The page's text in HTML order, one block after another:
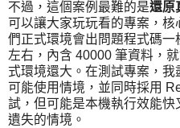
不過，這個案例最難的是還原
可以讓大家玩玩看的專案，核
們正式環境會出問題程式碼
左右，內含 40000 筆資料，
式環境還大。在測試專案，
可能使用情境，並同時採用
試，但可能是本機執行效能
遺失的情境。